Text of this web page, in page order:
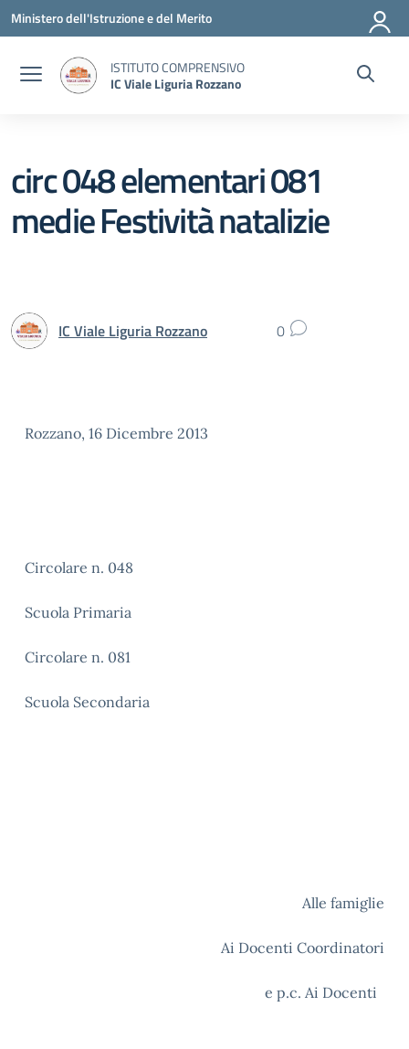
Vai ai contenuti
Vai al menu di navigazione
Vai al footer
Ministero dell'Istruzione e del Merito
ISTITUTO COMPRENSIVO
IC Viale Liguria Rozzano
circ 048 elementari 081
medie Festività natalizie
IC Viale Liguria Rozzano 0
Rozzano, 16 Dicembre 2013
Circolare n. 048
Scuola Primaria
Circolare n. 081
Scuola Secondaria
Alle famiglie
Ai Docenti Coordinatori
e p.c. Ai Docenti